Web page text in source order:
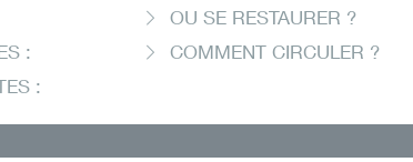
OU SE RESTAURER ?
:
COMMENT CIRCULER ?
: